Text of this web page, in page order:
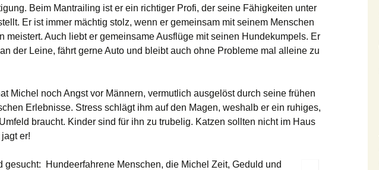
Beim Mantrailing ist er ein richtiger Profi, der seine Fähigkeiten unter
Er ist immer mächtig stolz, wenn er gemeinsam mit seinem Menschen
meistert. Auch liebt er gemeinsame Ausflüge mit seinen Hundekumpels. Er
der Leine, fährt gerne Auto und bleibt auch ohne Probleme mal alleine zu
Michel noch Angst vor Männern, vermutlich ausgelöst durch seine frühen
Erlebnisse. Stress schlägt ihm auf den Magen, weshalb er ein ruhiges,
braucht. Kinder sind für ihn zu trubelig. Katzen sollten nicht im Haus
er!
gesucht: Hundeerfahrene Menschen, die Michel Zeit, Geduld und